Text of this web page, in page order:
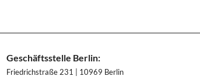
Geschäftsstelle Berlin:
Friedrichstraße 231 | 10969 Berlin